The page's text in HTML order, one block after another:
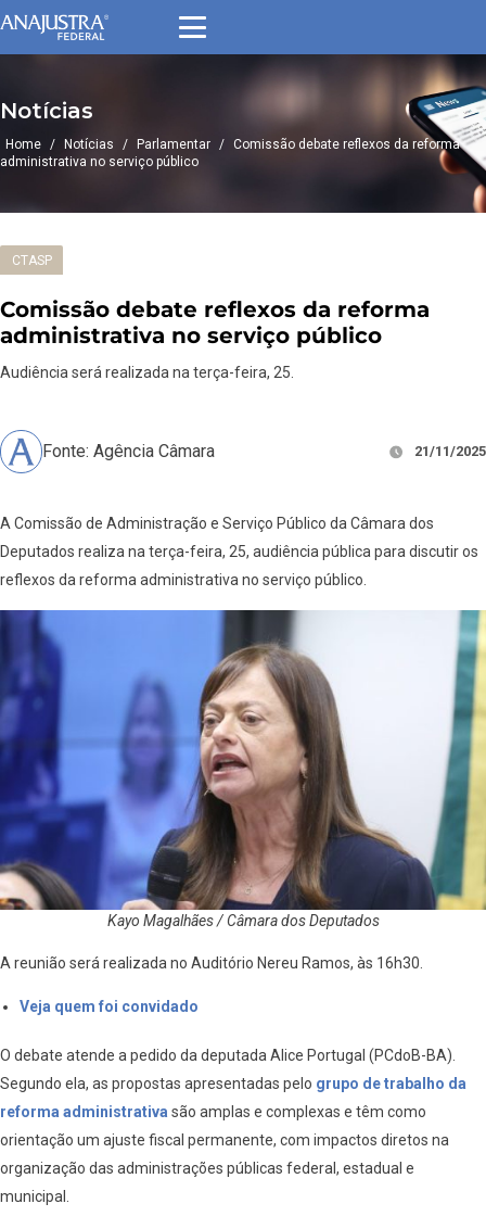
Notícias
Home / Notícias / Parlamentar / Comissão debate reflexos da reforma
administrativa no serviço público
CTASP
Comissão debate reflexos da reforma
administrativa no serviço público
Audiência será realizada na terça-feira, 25.
Fonte: Agência Câmara 21/11/2025
A Comissão de Administração e Serviço Público da Câmara dos
Deputados realiza na terça-feira, 25, audiência pública para discutir os
reflexos da reforma administrativa no serviço público.
Kayo Magalhães / Câmara dos Deputados
A reunião será realizada no Auditório Nereu Ramos, às 16h30.
Veja quem foi convidado
O debate atende a pedido da deputada Alice Portugal (PCdoB-BA).
Segundo ela, as propostas apresentadas pelo grupo de trabalho da
reforma administrativa são amplas e complexas e têm como
orientação um ajuste fiscal permanente, com impactos diretos na
organização das administrações públicas federal, estadual e
municipal.